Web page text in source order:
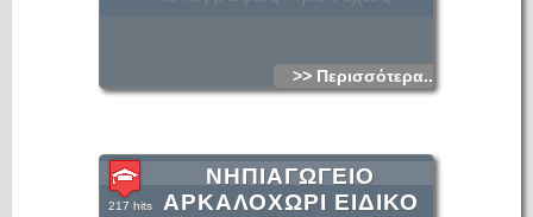
>> Περισσότερα...
ΝΗΠΙΑΓΩΓΕΙΟ
ΑΡΚΑΛΟΧΩΡΙ ΕΙΔΙΚΟ
217 hits